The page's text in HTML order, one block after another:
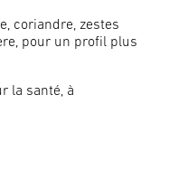
coriandre, zestes
pour un profil plus
la santé, à